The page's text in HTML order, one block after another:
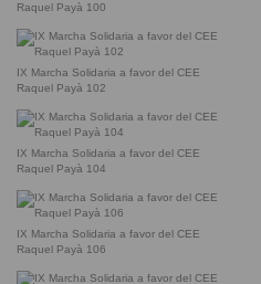
Raquel Payà 100
IX Marcha Solidaria a favor del CEE
Raquel Payà 102
IX Marcha Solidaria a favor del CEE
Raquel Payà 104
IX Marcha Solidaria a favor del CEE
Raquel Payà 106